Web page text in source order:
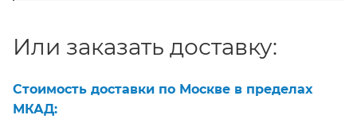
Или заказать доставку:
Стоимость доставки по Москве в пределах
МКАД: